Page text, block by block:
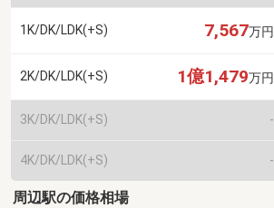
1K/DK/LDK(+S) 7,567万円
2K/DK/LDK(+S) 1億1,479万円
3K/DK/LDK(+S) -
4K/DK/LDK(+S) -
周辺駅の価格相場